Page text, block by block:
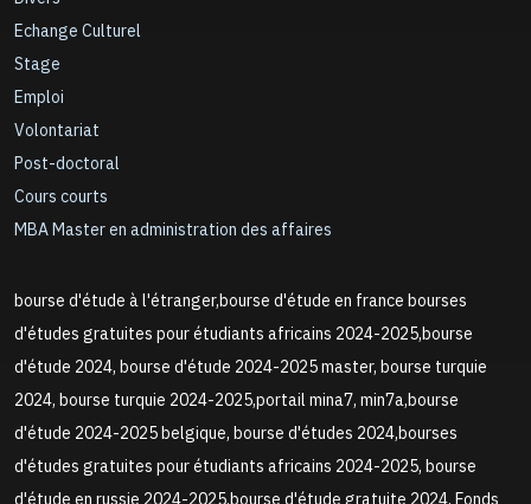
Echange Culturel
Stage
Emploi
Volontariat
Post-doctoral
Cours courts
MBA Master en administration des affaires
bourse d'étude à l'étranger,bourse d'étude en france bourses
d'études gratuites pour étudiants africains 2024-2025,bourse
d'étude 2024, bourse d'étude 2024-2025 master, bourse turquie
2024, bourse turquie 2024-2025,portail mina7, min7a,bourse
d'étude 2024-2025 belgique, bourse d'études 2024,bourses
d'études gratuites pour étudiants africains 2024-2025, bourse